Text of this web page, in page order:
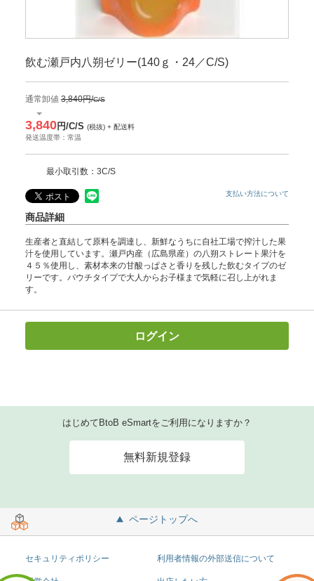
飲む瀬戸内八朔ゼリー(140ｇ・24／C/S)
通常卸値 3,840円/C/S
3,840円/C/S (税抜) + 配送料
発送温度帯：常温
最小取引数：3C/S
支払い方法について
商品詳細
生産者と直結して原料を調達し、新鮮なうちに自社工場で搾汁した果
汁を使用しています。瀬戸内産（広島県産）の八朔ストレート果汁を
４５％使用し、素材本来の甘酸っぱさと香りを残した飲むタイプのゼ
リーです。パウチタイプで大人からお子様まで気軽に召し上がれま
す。
ログイン
はじめてBtoB eSmartをご利用になりますか？
無料新規登録
ページトップへ
セキュリティポリシー 利用者情報の外部送信について